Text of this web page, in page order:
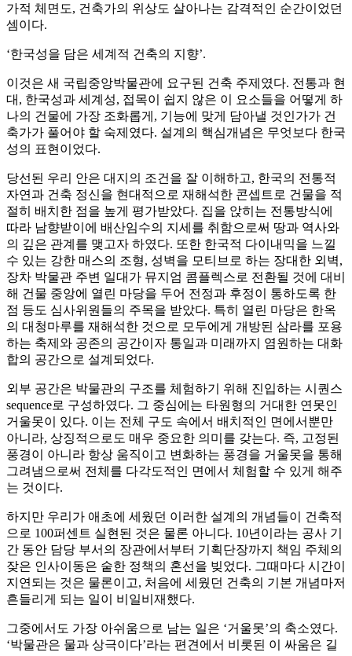
가적 체면도, 건축가의 위상도 살아나는 감격적인 순간이었던
셈이다.
‘한국성을 담은 세계적 건축의 지향’.
이것은 새 국립중앙박물관에 요구된 건축 주제였다. 전통과 현
대, 한국성과 세계성, 접목이 쉽지 않은 이 요소들을 어떻게 하
나의 건물에 가장 조화롭게, 기능에 맞게 담아낼 것인가가 건
축가가 풀어야 할 숙제였다. 설계의 핵심개념은 무엇보다 한국
성의 표현이었다.
당선된 우리 안은 대지의 조건을 잘 이해하고, 한국의 전통적
자연과 건축 정신을 현대적으로 재해석한 콘셉트로 건물을 적
절히 배치한 점을 높게 평가받았다. 집을 앉히는 전통방식에
따라 남향받이에 배산임수의 지세를 취함으로써 땅과 역사와
의 깊은 관계를 맺고자 하였다. 또한 한국적 다이내믹을 느낄
수 있는 강한 매스의 조형, 성벽을 모티브로 하는 장대한 외벽,
장차 박물관 주변 일대가 뮤지엄 콤플렉스로 전환될 것에 대비
해 건물 중앙에 열린 마당을 두어 전정과 후정이 통하도록 한
점 등도 심사위원들의 주목을 받았다. 특히 열린 마당은 한옥
의 대청마루를 재해석한 것으로 모두에게 개방된 삼라를 포용
하는 축제와 공존의 공간이자 통일과 미래까지 염원하는 대화
합의 공간으로 설계되었다.
외부 공간은 박물관의 구조를 체험하기 위해 진입하는 시퀀스
sequence로 구성하였다. 그 중심에는 타원형의 거대한 연못인
거울못이 있다. 이는 전체 구도 속에서 배치적인 면에서뿐만
아니라, 상징적으로도 매우 중요한 의미를 갖는다. 즉, 고정된
풍경이 아니라 항상 움직이고 변화하는 풍경을 거울못을 통해
그려냄으로써 전체를 다각도적인 면에서 체험할 수 있게 해주
는 것이다.
하지만 우리가 애초에 세웠던 이러한 설계의 개념들이 건축적
으로 100퍼센트 실현된 것은 물론 아니다. 10년이라는 공사 기
간 동안 담당 부서의 장관에서부터 기획단장까지 책임 주체의
잦은 인사이동은 숱한 정책의 혼선을 빚었다. 그때마다 시간이
지연되는 것은 물론이고, 처음에 세웠던 건축의 기본 개념마저
흔들리게 되는 일이 비일비재했다.
그중에서도 가장 아쉬움으로 남는 일은 ‘거울못’의 축소였다.
‘박물관은 물과 상극이다’라는 편견에서 비롯된 이 싸움은 길